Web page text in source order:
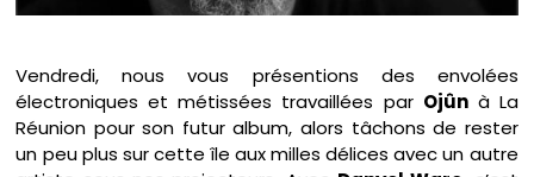
Vendredi, nous vous présentions des envolées
électroniques et métissées travaillées par Ojûnà La
Réunion pour son futur album, alors tâchons de rester
un peu plus sur cette île aux milles délices avec un autre